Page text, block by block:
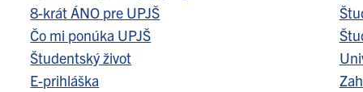
8-krát ÁNO pre UPJŠ
Čo mi ponúka UPJŠ
Študentský život
E-prihláška